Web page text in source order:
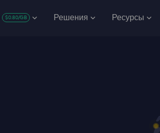
$0.80/GB Решения Ресурсы